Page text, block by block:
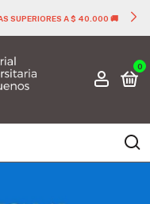
SUPERIORES A $ 40.000 🚚
0